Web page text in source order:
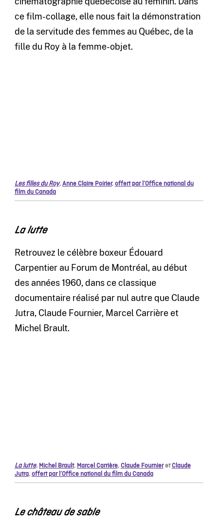
ce film-collage, elle nous fait la démonstration
de la servitude des femmes au Québec, de la
fille du Roy à la femme-objet.
Les filles du Roy,Anne Claire Poirier,offert par l’Office national du
film du Canada
La lutte
Retrouvez le célèbre boxeur Édouard
Carpentier au Forum de Montréal, au début
des années 1960, dans ce classique
documentaire réalisé par nul autre que Claude
Jutra, Claude Fournier, Marcel Carrière et
Michel Brault.
La lutte, Michel Brault, Marcel Carrière, Claude FournieretClaude
Jutra,offert par l’Office national du film du Canada
Le château de sable